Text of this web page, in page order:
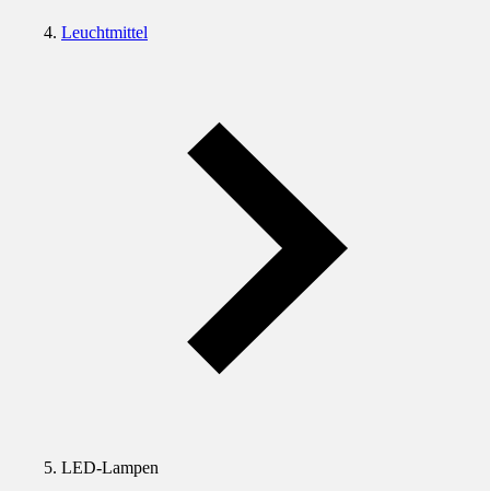
Leuchtmittel
LED-Lampen